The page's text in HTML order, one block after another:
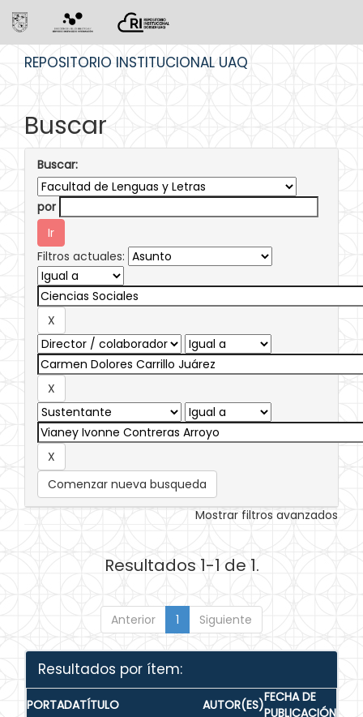
REPOSITORIO INSTITUCIONAL UAQ
Buscar
Buscar:
por
Filtros actuales:
Comenzar nueva busqueda
Mostrar filtros avanzados
Resultados 1-1 de 1.
Anterior 1 Siguiente
Resultados por ítem:
PORTADATÍTULO AUTOR(ES)FECHA DE
PUBLICACIÓN